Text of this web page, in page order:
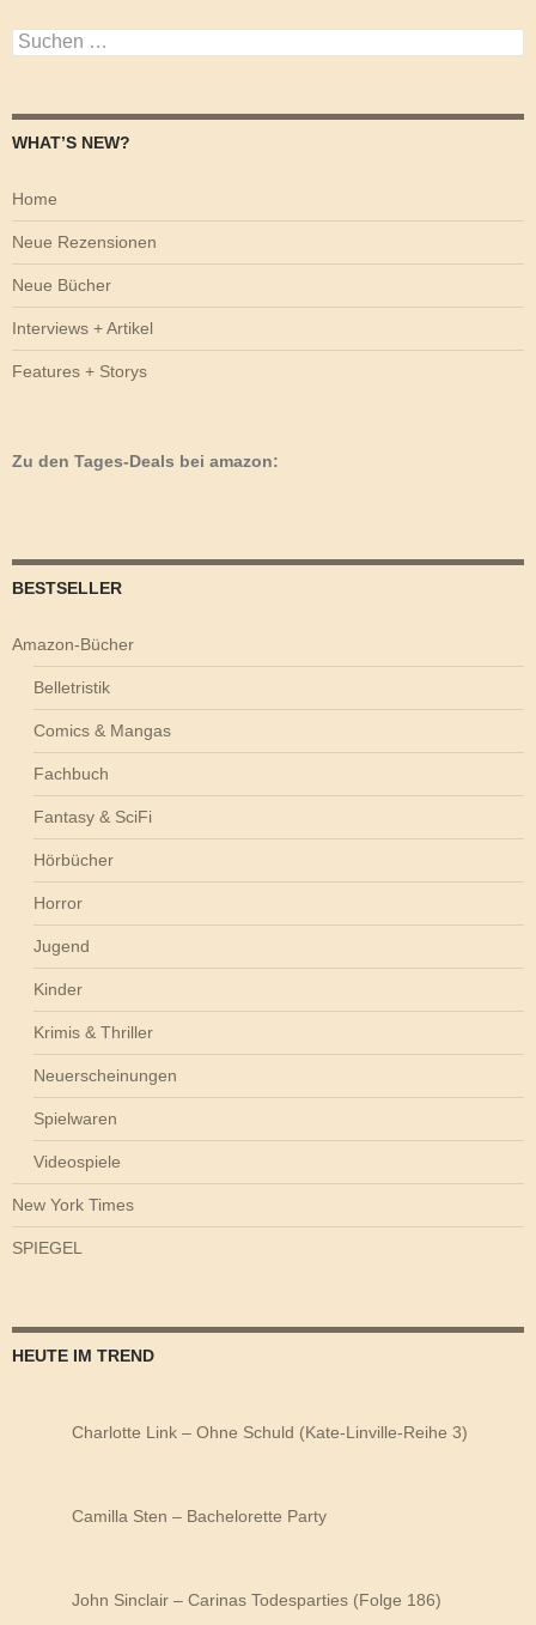
Suchen
nach:
WHAT’S NEW?
Home
Neue Rezensionen
Neue Bücher
Interviews + Artikel
Features + Storys
Zu den Tages-Deals bei amazon:
BESTSELLER
Amazon-Bücher
Belletristik
Comics & Mangas
Fachbuch
Fantasy & SciFi
Hörbücher
Horror
Jugend
Kinder
Krimis & Thriller
Neuerscheinungen
Spielwaren
Videospiele
New York Times
SPIEGEL
HEUTE IM TREND
Charlotte Link – Ohne Schuld (Kate-Linville-Reihe 3)
Camilla Sten – Bachelorette Party
John Sinclair – Carinas Todesparties (Folge 186)